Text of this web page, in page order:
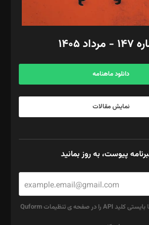
برید‌
محمد‌ کاظمی‌نیا
۱۴۰۵
دانلود ماهنامه
نمایش مقالات
پیوست، به روز بمانید
برای استفاده از ریکپچا بایستی کلید API را در صفحه ی تنظیمات Quform